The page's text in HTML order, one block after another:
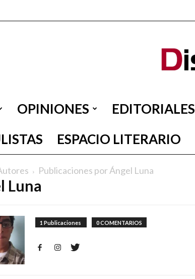
OPINIONES EDITORIALES
ESPACIO LITERARIO
Publicaciones por Ángel Luna
Luna
1 Publicaciones 0 COMENTARIOS